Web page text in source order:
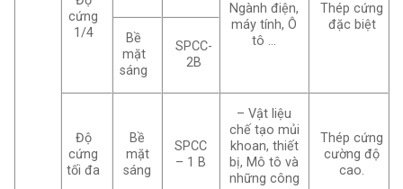
cứng
1/4
Ngành điện,
máy tính, Ô
tô …
Thép cứng
đặc biệt
Bề
mặt
sáng
SPCC-
2B
Độ
cứng
tối đa
Bề
mặt
sáng
SPCC
– 1 B
– Vật liệu
chế tạo mủi
khoan, thiết
bị, Mô tô và
những công
Thép cứng
cường độ
cao.